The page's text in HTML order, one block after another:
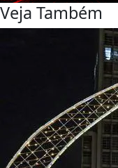
Veja Também